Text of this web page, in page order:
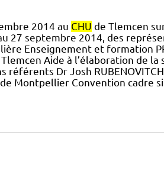
2014 au CHU de Tlemcen
27 septembre 2014, des
Enseignement et formation
Aide à l’élaboration de
référents Dr Josh
de Montpellier Convention cadre